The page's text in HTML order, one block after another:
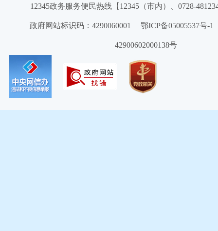
12345政务服务便民热线【12345（市内）、0728-
政府网站标识码：4290060001 鄂ICP备05005537号
42900602000138号